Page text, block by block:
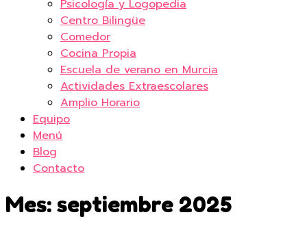
Psicología y Logopedia
Centro Bilingüe
Comedor
Cocina Propia
Escuela de verano en Murcia
Actividades Extraescolares
Amplio Horario
Equipo
Menú
Blog
Contacto
Mes: septiembre 2025